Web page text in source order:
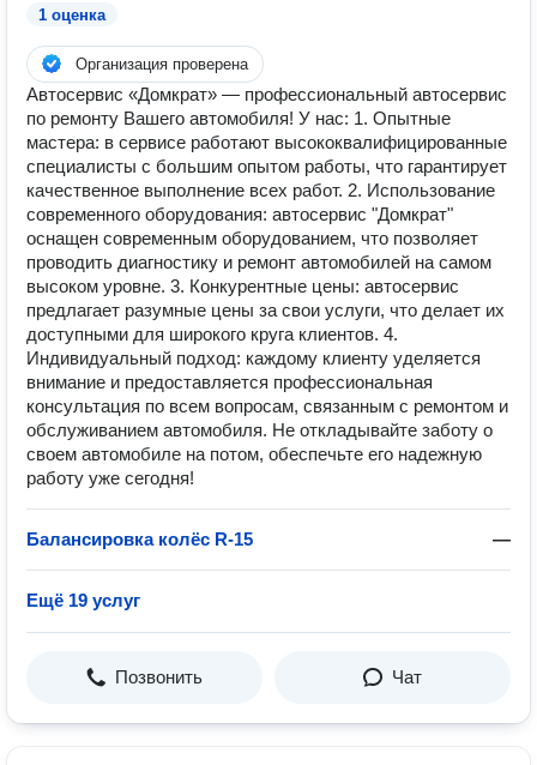
1 оценка
Организация проверена
Автосервис «Домкрат» — профессиональный автосервис
по ремонту Вашего автомобиля! У нас: 1. Опытные
мастера: в сервисе работают высококвалифицированные
специалисты с большим опытом работы, что гарантирует
качественное выполнение всех работ. 2. Использование
современного оборудования: автосервис "Домкрат"
оснащен современным оборудованием, что позволяет
проводить диагностику и ремонт автомобилей на самом
высоком уровне. 3. Конкурентные цены: автосервис
предлагает разумные цены за свои услуги, что делает их
доступными для широкого круга клиентов. 4.
Индивидуальный подход: каждому клиенту уделяется
внимание и предоставляется профессиональная
консультация по всем вопросам, связанным с ремонтом и
обслуживанием автомобиля. Не откладывайте заботу о
своем автомобиле на потом, обеспечьте его надежную
работу уже сегодня!
Балансировка колёс R-15 —
Ещё 19 услуг
Позвонить Чат